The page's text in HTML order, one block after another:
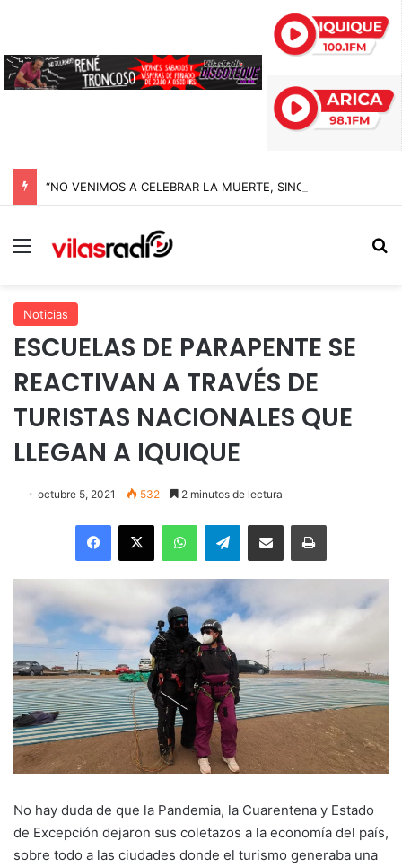
Menú
Noticias
ESCUELAS DE PARAPENTE SE
REACTIVAN A TRAVÉS DE
TURISTAS NACIONALES QUE
LLEGAN A IQUIQUE
octubre 5, 2021 532 2 minutos de lectura
Facebook
X WhatsAppTelegramEnviar vía email Imprimir
No hay duda de que la Pandemia, la Cuarentena y Estado
de Excepción dejaron sus coletazos a la economía del país,
sobre todo a las ciudades donde el turismo generaba una